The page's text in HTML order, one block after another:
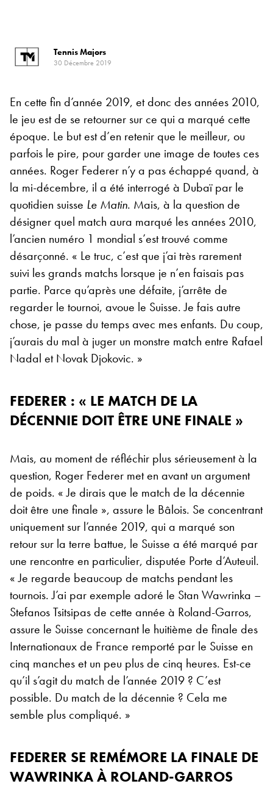
Tennis Majors
30 Décembre 2019
En cette fin d’année 2019, et donc des années 2010,
le jeu est de se retourner sur ce qui a marqué cette
époque. Le but est d’en retenir que le meilleur, ou
parfois le pire, pour garder une image de toutes ces
années. Roger Federer n’y a pas échappé quand, à
la mi-décembre, il a été interrogé à Dubaï par le
quotidien suisse Le Matin. Mais, à la question de
désigner quel match aura marqué les années 2010,
l’ancien numéro 1 mondial s’est trouvé comme
désarçonné. « Le truc, c’est que j’ai très rarement
suivi les grands matchs lorsque je n’en faisais pas
partie. Parce qu’après une défaite, j’arrête de
regarder le tournoi, avoue le Suisse. Je fais autre
chose, je passe du temps avec mes enfants. Du coup,
j’aurais du mal à juger un monstre match entre Rafael
Nadal et Novak Djokovic. »
FEDERER : « LE MATCH DE LA
DÉCENNIE DOIT ÊTRE UNE FINALE »
Mais, au moment de réfléchir plus sérieusement à la
question, Roger Federer met en avant un argument
de poids. « Je dirais que le match de la décennie
doit être une finale », assure le Bâlois. Se concentrant
uniquement sur l’année 2019, qui a marqué son
retour sur la terre battue, le Suisse a été marqué par
une rencontre en particulier, disputée Porte d’Auteuil.
« Je regarde beaucoup de matchs pendant les
tournois. J’ai par exemple adoré le Stan Wawrinka –
Stefanos Tsitsipas de cette année à Roland-Garros,
assure le Suisse concernant le huitième de finale des
Internationaux de France remporté par le Suisse en
cinq manches et un peu plus de cinq heures. Est-ce
qu’il s’agit du match de l’année 2019 ? C’est
possible. Du match de la décennie ? Cela me
semble plus compliqué. »
FEDERER SE REMÉMORE LA FINALE DE
WAWRINKA À ROLAND-GARROS